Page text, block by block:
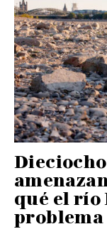
qué el río
problema